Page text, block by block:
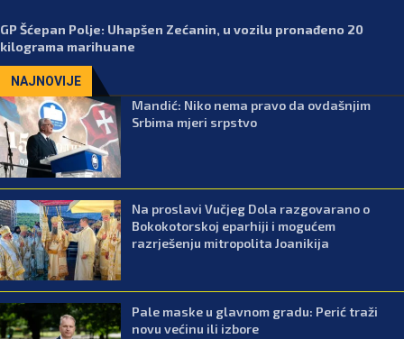
GP Šćepan Polje: Uhapšen Zećanin, u vozilu pronađeno 20
kilograma marihuane
NAJNOVIJE
Mandić: Niko nema pravo da ovdašnjim
Srbima mjeri srpstvo
Na proslavi Vučjeg Dola razgovarano o
Bokokotorskoj eparhiji i mogućem
razrješenju mitropolita Joanikija
Pale maske u glavnom gradu: Perić traži
novu većinu ili izbore